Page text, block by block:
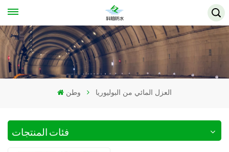
وطن العزل المائي من البوليوريا
فئات المنتجات